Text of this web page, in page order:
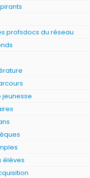
profsdocs du réseau
jeunesse
élèves